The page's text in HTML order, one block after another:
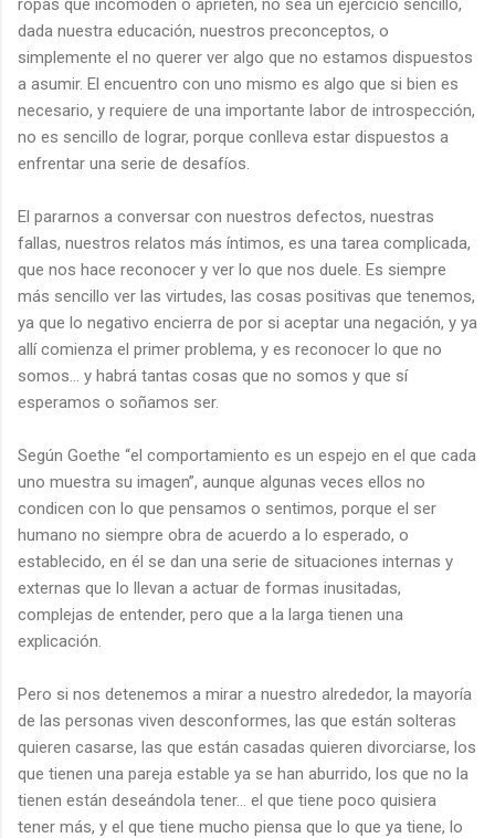
dada nuestra educación, nuestros preconceptos, o
simplemente el no querer ver algo que no estamos dispuestos
a asumir. El encuentro con uno mismo es algo que si bien es
necesario, y requiere de una importante labor de introspección,
no es sencillo de lograr, porque conlleva estar dispuestos a
enfrentar una serie de desafíos.
El pararnos a conversar con nuestros defectos, nuestras
fallas, nuestros relatos más íntimos, es una tarea complicada,
que nos hace reconocer y ver lo que nos duele. Es siempre
más sencillo ver las virtudes, las cosas positivas que tenemos,
ya que lo negativo encierra de por si aceptar una negación, y ya
allí comienza el primer problema, y es reconocer lo que no
somos… y habrá tantas cosas que no somos y que sí
esperamos o soñamos ser.
Según Goethe “el comportamiento es un espejo en el que cada
uno muestra su imagen”, aunque algunas veces ellos no
condicen con lo que pensamos o sentimos, porque el ser
humano no siempre obra de acuerdo a lo esperado, o
establecido, en él se dan una serie de situaciones internas y
externas que lo llevan a actuar de formas inusitadas,
complejas de entender, pero que a la larga tienen una
explicación.
Pero si nos detenemos a mirar a nuestro alrededor, la mayoría
de las personas viven desconformes, las que están solteras
quieren casarse, las que están casadas quieren divorciarse, los
que tienen una pareja estable ya se han aburrido, los que no la
tienen están deseándola tener… el que tiene poco quisiera
tener más, y el que tiene mucho piensa que lo que ya tiene, lo